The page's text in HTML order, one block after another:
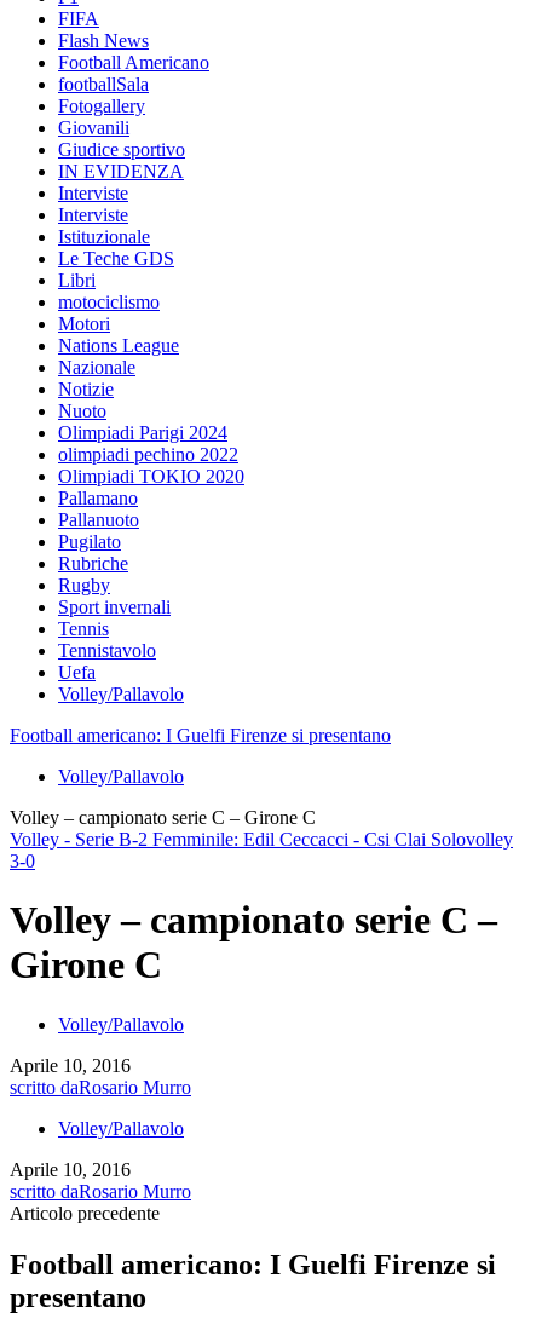
FIFA
Flash News
Football Americano
footballSala
Fotogallery
Giovanili
Giudice sportivo
IN EVIDENZA
Interviste
Interviste
Istituzionale
Le Teche GDS
Libri
motociclismo
Motori
Nations League
Nazionale
Notizie
Nuoto
Olimpiadi Parigi 2024
olimpiadi pechino 2022
Olimpiadi TOKIO 2020
Pallamano
Pallanuoto
Pugilato
Rubriche
Rugby
Sport invernali
Tennis
Tennistavolo
Uefa
Volley/Pallavolo
Football americano: I Guelfi Firenze si presentano
Volley/Pallavolo
Volley – campionato serie C – Girone C
Volley - Serie B-2 Femminile: Edil Ceccacci - Csi Clai Solovolley
3-0
Volley – campionato serie C –
Girone C
Volley/Pallavolo
Aprile 10, 2016
scritto daRosario Murro
Volley/Pallavolo
Aprile 10, 2016
scritto daRosario Murro
Articolo precedente
Football americano: I Guelfi Firenze si
presentano